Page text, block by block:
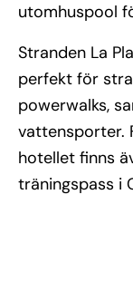
utomhuspool
Stranden La
perfekt för
powerwalks,
vattensporter.
hotellet finns
träningspass i